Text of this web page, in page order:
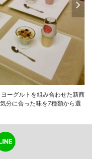
ーグルトを組み合わせた新商
分に合った味を7種類から選